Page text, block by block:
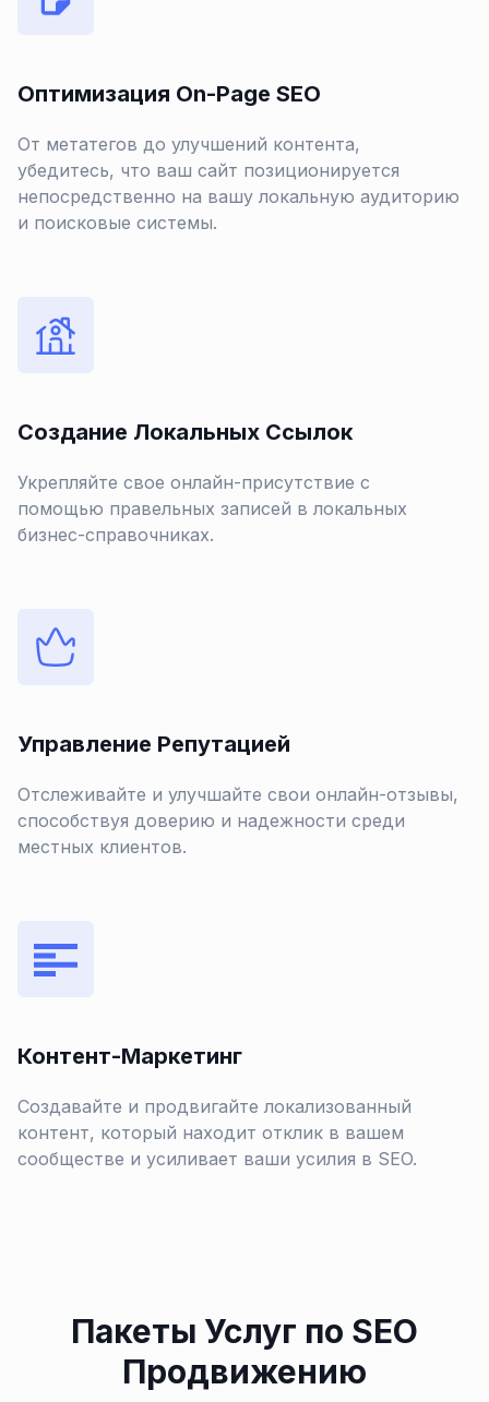
Оптимизация On-Page SEO
От метатегов до улучшений контента,
убедитесь, что ваш сайт позиционируется
непосредственно на вашу локальную аудиторию
и поисковые системы.
Создание Локальных Ссылок
Укрепляйте свое онлайн-присутствие с
помощью правельных записей в локальных
бизнес-справочниках.
Управление Репутацией
Отслеживайте и улучшайте свои онлайн-отзывы,
способствуя доверию и надежности среди
местных клиентов.
Контент-Маркетинг
Создавайте и продвигайте локализованный
контент, который находит отклик в вашем
сообществе и усиливает ваши усилия в SEO.
Пакеты Услуг по SEO
Продвижению